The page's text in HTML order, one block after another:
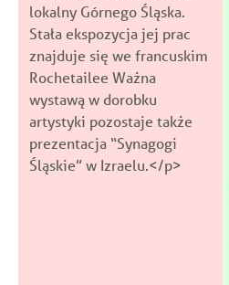
lokalny Górnego Śląska.
Stała ekspozycja jej prac
znajduje się we francuskim
Rochetailee Ważna
wystawą w dorobku
artystyki pozostaje także
prezentacja “Synagogi
Śląskie” w Izraelu.</p>